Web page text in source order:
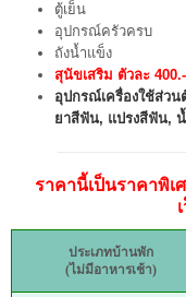
ตู้เย็น
อุปกรณ์ครัวครบ
ถังน้ำแข็ง
สุนัขเสริม ตัวละ
อุปกรณ์เครื่องใช้ส่วน
ยาสีฟัน, แปรงสีฟัน,
ราคานี้เป็นราคาพิ
ประเภทบ้านพัก
(ไม่มีอาหารเช้า)